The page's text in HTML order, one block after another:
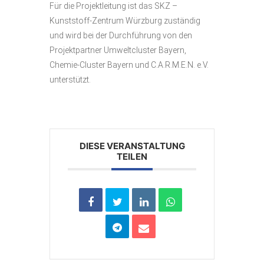
Für die Projektleitung ist das SKZ –
Kunststoff-Zentrum Würzburg zuständig
und wird bei der Durchführung von den
Projektpartner Umweltcluster Bayern,
Chemie-Cluster Bayern und C.A.R.M.E.N. e.V.
unterstützt.
DIESE VERANSTALTUNG
TEILEN